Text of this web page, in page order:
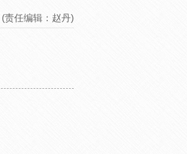
(责任编辑：赵丹)